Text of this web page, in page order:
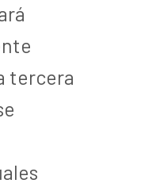
tercera